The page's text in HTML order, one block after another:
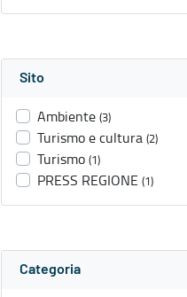
Sito
Ambiente (3)
Turismo e cultura (2)
Turismo (1)
PRESS REGIONE (1)
Categoria